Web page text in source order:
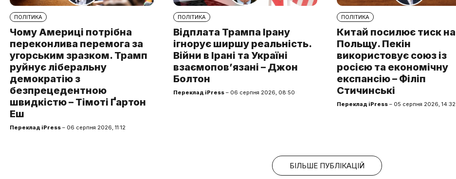
ПОЛІТИКА
Чому Америці потрібна
переконлива перемога за
угорським зразком. Трамп
руйнує ліберальну
демократію з
безпрецедентною
швидкістю – Тімоті Ґартон
Еш
Переклад iPress – 06 серпня 2026, 11:12
ПОЛІТИКА
Відплата Трампа Ірану
ігнорує ширшу реальність.
Війни в Ірані та Україні
взаємопов’язані – Джон
Болтон
Переклад iPress – 06 серпня 2026, 08:50
ПОЛІТИКА
Китай посилює тиск на
Польщу. Пекін
використовує союз із
росією та економічну
експансію – Філіп
Стичинські
Переклад iPress – 05 серпня 2026, 14:32
БІЛЬШЕ ПУБЛІКАЦІЙ